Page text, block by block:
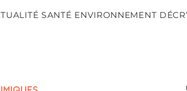
SANTÉ ENVIRONNEMENT